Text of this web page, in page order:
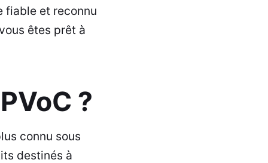
fiable et reconnu
êtes prêt à
?
connu sous
destinés à